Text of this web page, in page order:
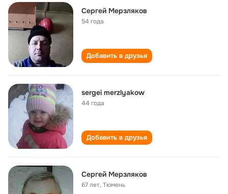
Сергей Мерзляков
54 года
Добавить в друзья
sergei merzlyakow
44 года
Добавить в друзья
Сергей Мерзляков
67 лет,Тюмень